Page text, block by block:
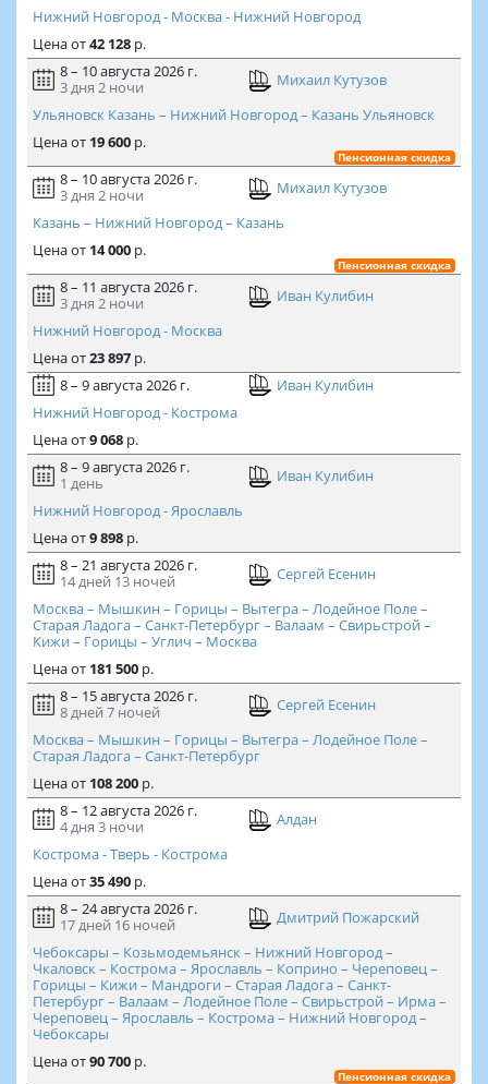
Нижний Новгород - Москва - Нижний Новгород
Ценаот42 128р.
8 – 10 августа 2026 г.
3 дня 2 ночи
Михаил Кутузов
Ульяновск Казань – Нижний Новгород – Казань Ульяновск
Ценаот 19 600р.
Пенсионная скидка
8 – 10 августа 2026 г.
3 дня 2 ночи
Михаил Кутузов
Казань – Нижний Новгород – Казань
Ценаот 14 000р.
Пенсионная скидка
8 – 11 августа 2026 г.
3 дня 2 ночи
Иван Кулибин
Нижний Новгород - Москва
Ценаот23 897р.
8 – 9 августа 2026 г.
Иван Кулибин
Нижний Новгород - Кострома
Ценаот9 068р.
8 – 9 августа 2026 г.
1 день
Иван Кулибин
Нижний Новгород - Ярославль
Ценаот9 898р.
8 – 21 августа 2026 г.
14 дней 13 ночей
Сергей Есенин
Москва – Мышкин – Горицы – Вытегра – Лодейное Поле –
Старая Ладога – Санкт-Петербург – Валаам – Свирьстрой –
Кижи – Горицы – Углич – Москва
Ценаот 181 500р.
8 – 15 августа 2026 г.
8 дней 7 ночей
Сергей Есенин
Москва – Мышкин – Горицы – Вытегра – Лодейное Поле –
Старая Ладога – Санкт-Петербург
Ценаот 108 200р.
8 – 12 августа 2026 г.
4 дня 3 ночи
Алдан
Кострома - Тверь - Кострома
Ценаот35 490р.
8 – 24 августа 2026 г.
17 дней 16 ночей
Дмитрий Пожарский
Чебоксары – Козьмодемьянск – Нижний Новгород –
Чкаловск – Кострома – Ярославль – Коприно – Череповец –
Горицы – Кижи – Мандроги – Старая Ладога – Санкт-
Петербург – Валаам – Лодейное Поле – Свирьстрой – Ирма –
Череповец – Ярославль – Кострома – Нижний Новгород –
Чебоксары
Ценаот90 700р.
Пенсионная скидка